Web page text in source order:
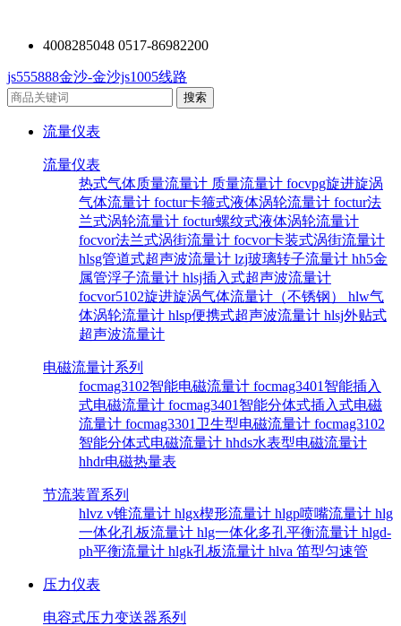
4008285048 0517-86982200
js555888金沙-金沙js1005线路
流量仪表
流量仪表
热式气体质量流量计 质量流量计 focvpg旋进旋涡
气体流量计 foctur卡箍式液体涡轮流量计 foctur法
兰式涡轮流量计 foctur螺纹式液体涡轮流量计
focvor法兰式涡街流量计 focvor卡装式涡街流量计
hlsg管道式超声波流量计 lzj玻璃转子流量计 hh5金
属管浮子流量计 hlsj插入式超声波流量计
focvor5102旋进旋涡气体流量计（不锈钢） hlw气
体涡轮流量计 hlsp便携式超声波流量计 hlsj外贴式
超声波流量计
电磁流量计系列
focmag3102智能电磁流量计 focmag3401智能插入
式电磁流量计 focmag3401智能分体式插入式电磁
流量计 focmag3301卫生型电磁流量计 focmag3102
智能分体式电磁流量计 hhds水表型电磁流量计
hhdr电磁热量表
节流装置系列
hlvz v锥流量计 hlgx楔形流量计 hlgp喷嘴流量计 hlg
一体化孔板流量计 hlg一体化多孔平衡流量计 hlgd-
ph平衡流量计 hlgk孔板流量计 hlva 笛型匀速管
压力仪表
电容式压力变送器系列